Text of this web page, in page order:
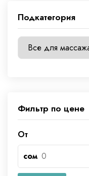
Подкатегория
Фильтр по цене
От
сом